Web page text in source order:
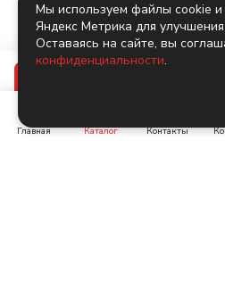
Главная Каталог Контакты
Мы используем файлы cookie и
Яндекс Метрика для
Оставаясь на сайте, вы
конфиденциальности.